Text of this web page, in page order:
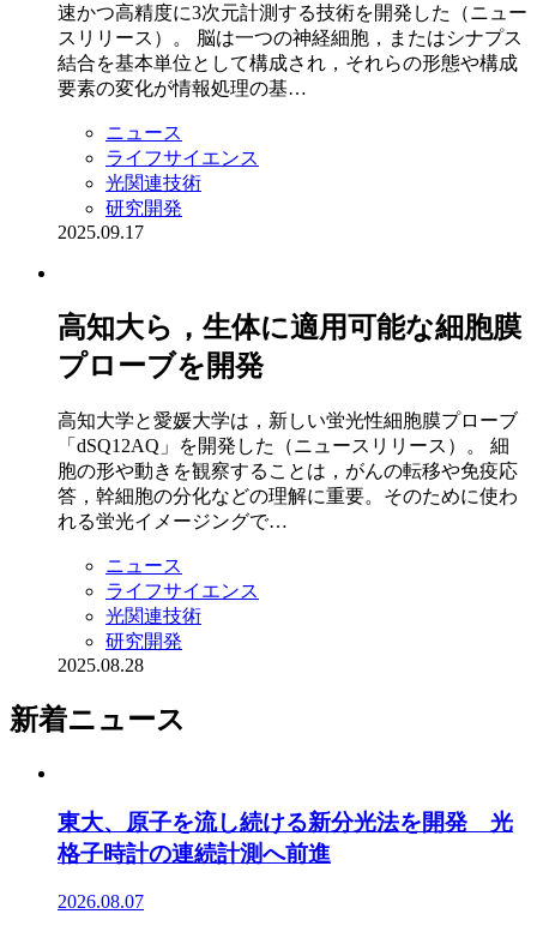
速かつ高精度に3次元計測する技術を開発した（ニュー
スリリース）。 脳は一つの神経細胞，またはシナプス
結合を基本単位として構成され，それらの形態や構成
要素の変化が情報処理の基…
ニュース
ライフサイエンス
光関連技術
研究開発
2025.09.17
高知大ら，生体に適用可能な細胞膜
プローブを開発
高知大学と愛媛大学は，新しい蛍光性細胞膜プローブ
「dSQ12AQ」を開発した（ニュースリリース）。 細
胞の形や動きを観察することは，がんの転移や免疫応
答，幹細胞の分化などの理解に重要。そのために使わ
れる蛍光イメージングで…
ニュース
ライフサイエンス
光関連技術
研究開発
2025.08.28
新着ニュース
東大、原子を流し続ける新分光法を開発 光
格子時計の連続計測へ前進
2026.08.07